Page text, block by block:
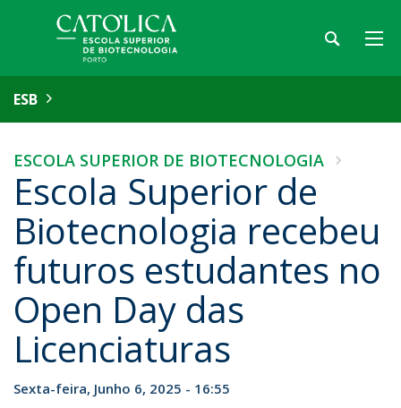
ESB
ESCOLA SUPERIOR DE BIOTECNOLOGIA
Escola Superior de
Biotecnologia recebeu
futuros estudantes no
Open Day das
Licenciaturas
Sexta-feira, Junho 6, 2025 - 16:55